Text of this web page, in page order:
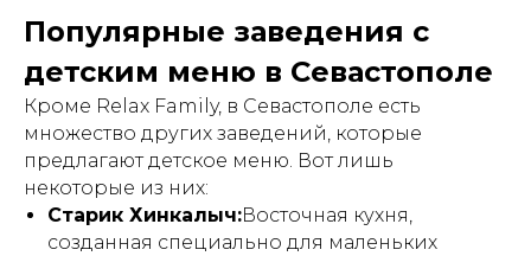
Популярные заведения с
детским меню в Севастополе
Кроме Relax Family, в Севастополе есть
множество других заведений, которые
предлагают детское меню. Вот лишь
некоторые из них:
Старик Хинкалыч:Восточная кухня,
созданная специально для маленьких